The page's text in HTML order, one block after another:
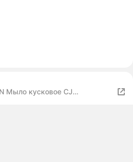
Мыло кусковое CJ